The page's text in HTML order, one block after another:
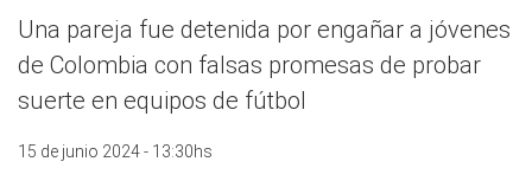
Una pareja fue detenida por engañar a jóvenes
de Colombia con falsas promesas de probar
suerte en equipos de fútbol
15 de junio 2024 - 13:30hs